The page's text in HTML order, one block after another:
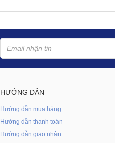
HƯỚNG DẪN
Hướng dẫn mua hàng
Hướng dẫn thanh toán
Hướng dẫn giao nhận